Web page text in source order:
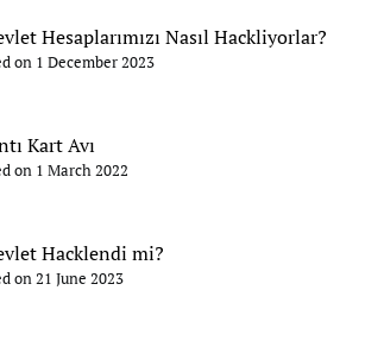
Hesaplarımızı Nasıl Hackliyorlar?
on 1 December 2023
Kart Avı
on 1 March 2022
Hacklendi mi?
on 21 June 2023